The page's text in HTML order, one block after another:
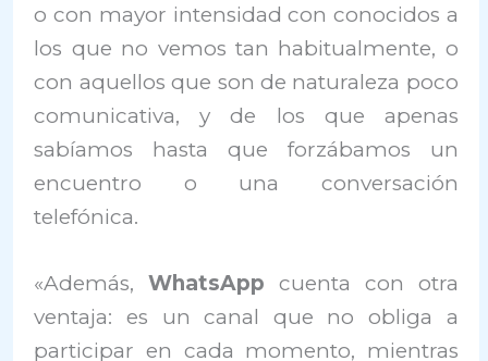
o con mayor intensidad con conocidos a
los que no vemos tan habitualmente, o
con aquellos que son de naturaleza poco
comunicativa, y de los que apenas
sabíamos hasta que forzábamos un
encuentro o una conversación
telefónica.
«Además,WhatsApp cuenta con otra
ventaja: es un canal que no obliga a
participar en cada momento, mientras